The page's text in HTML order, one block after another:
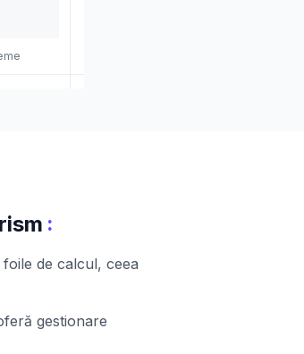
:
de calcul, ceea
gestionare